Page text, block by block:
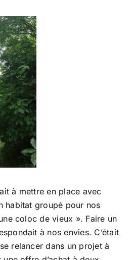
à mettre en place avec
habitat groupé pour nos
coloc de vieux ». Faire un
à nos envies. C’était
relancer dans un projet à